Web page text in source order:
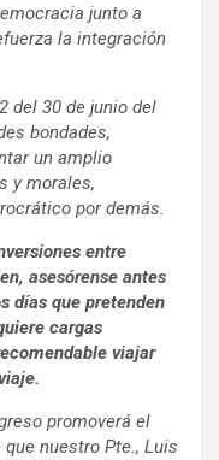
junto a
la integración
del 30 de junio del
bondades,
un amplio
y morales,
por demás.
entre
asesórense antes
días que pretenden
cargas
viajar
promoverá el
nuestro Pte., Luis